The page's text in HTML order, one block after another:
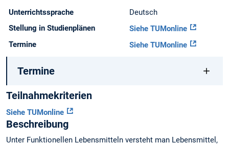
Unterrichtssprache
Deutsch
Stellung in Studienplänen
Siehe TUMonline
Termine
Siehe TUMonline
Termine
Teilnahmekriterien
Siehe TUMonline
Beschreibung
Unter Funktionellen Lebensmitteln versteht man Lebensmittel,